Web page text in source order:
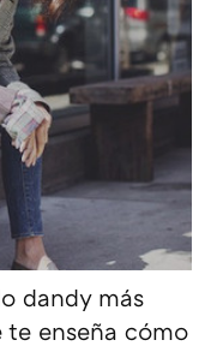
dandy más
te enseña cómo